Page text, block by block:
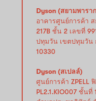
Dyson (สยามพารา
อาคารศูนย์การค้า
217B ชั้น 2 เลขที่
ปทุมวัน เขตปทุมวัน
10330
Dyson (สเปลล์)
ศูนย์การค้า ZPELL
PL2.1.KIO007 ชั้น